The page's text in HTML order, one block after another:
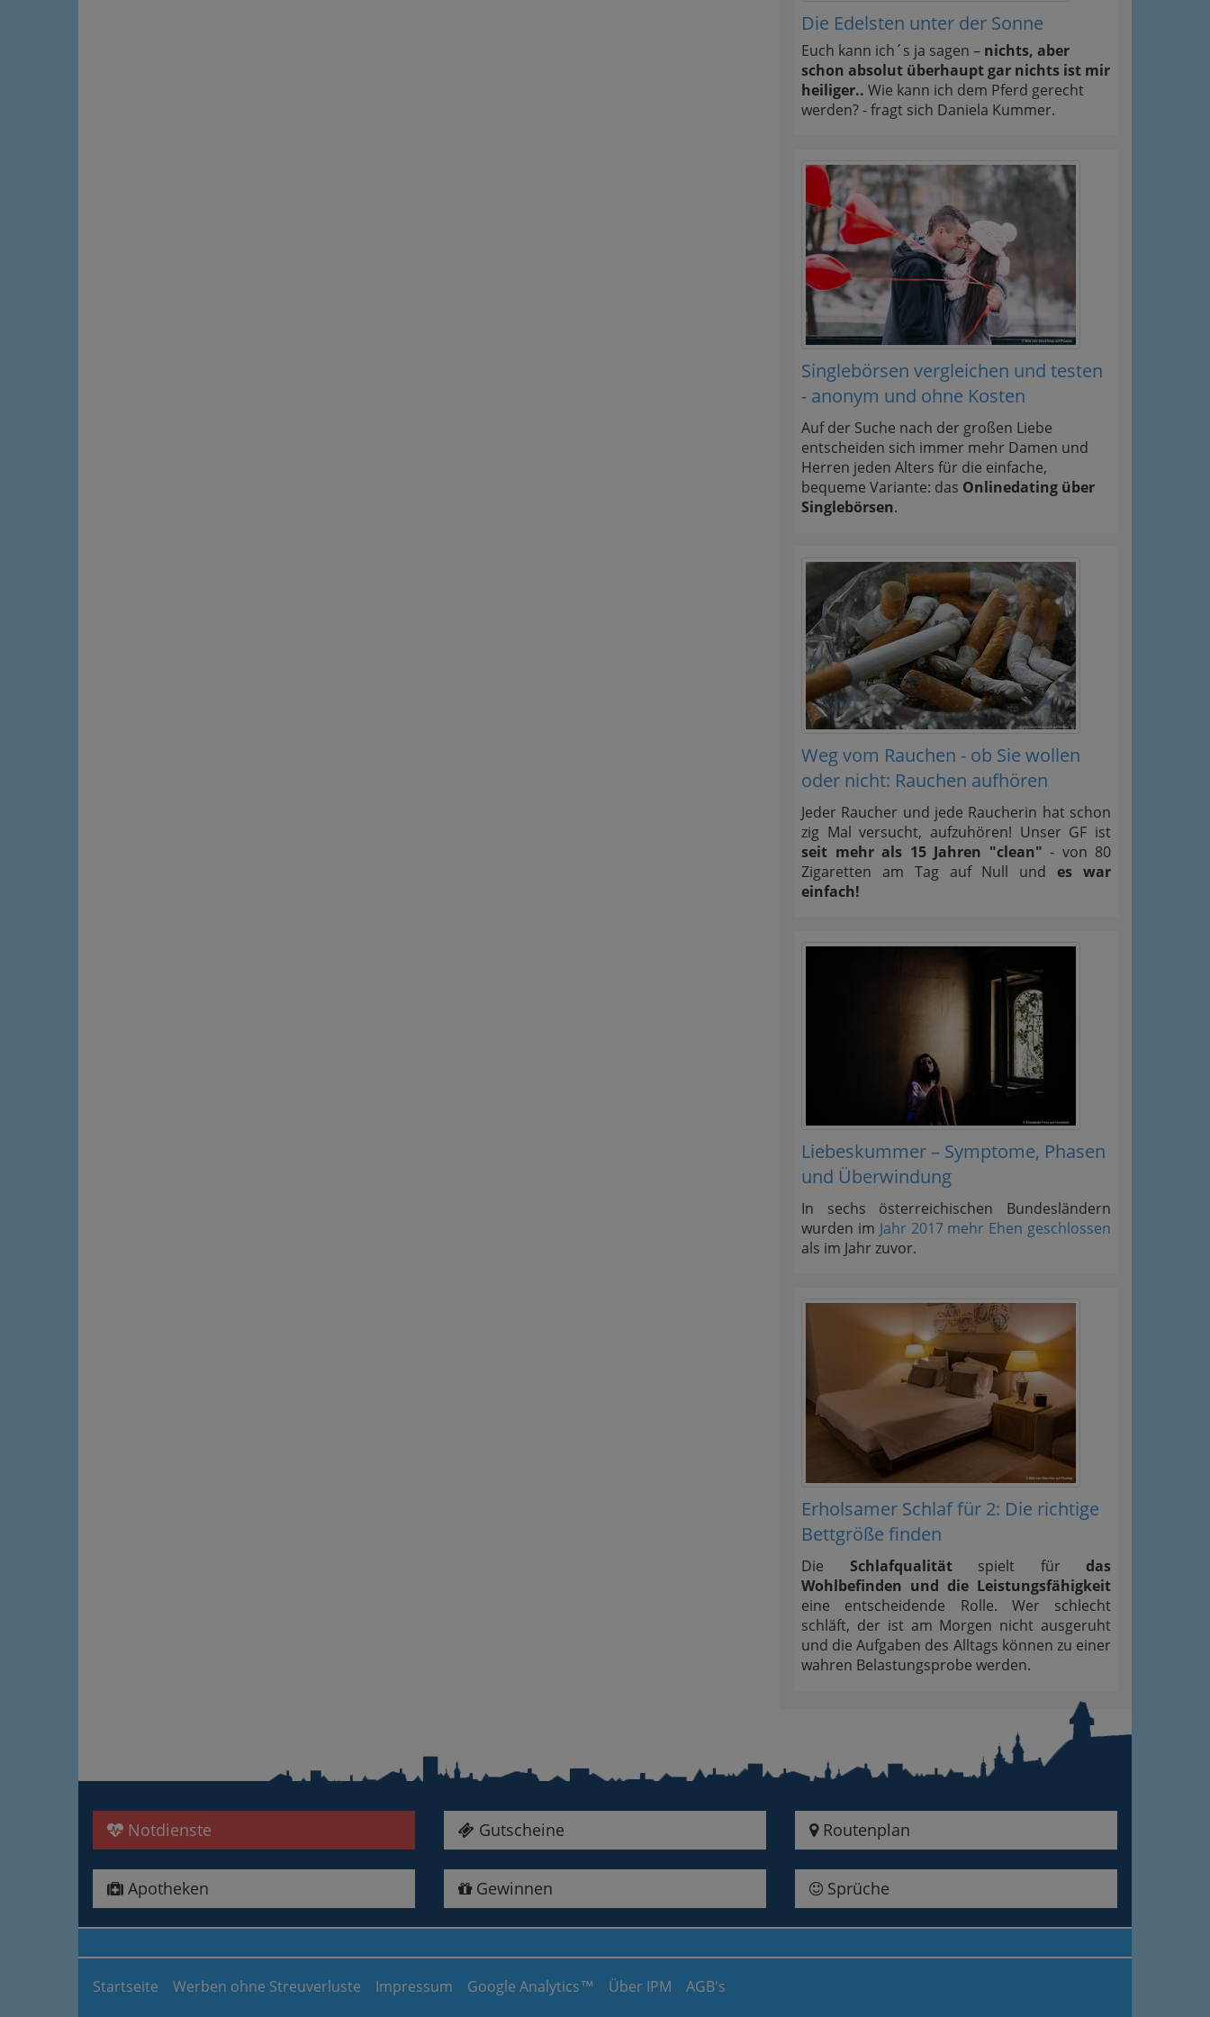
Die Edelsten unter der Sonne
Euch kann ich´s ja sagen – nichts, aber
schon absolut überhaupt gar nichts ist mir
heiliger.. Wie kann ich dem Pferd gerecht
werden? - fragt sich Daniela Kummer.
Singlebörsen vergleichen und testen
- anonym und ohne Kosten
Auf der Suche nach der großen Liebe
entscheiden sich immer mehr Damen und
Herren jeden Alters für die einfache,
bequeme Variante: das Onlinedating über
Singlebörsen.
Weg vom Rauchen - ob Sie wollen
oder nicht: Rauchen aufhören
Jeder Raucher und jede Raucherin hat schon
zig Mal versucht, aufzuhören! Unser GF ist
seit mehr als 15 Jahren "clean" - von 80
Zigaretten am Tag auf Null undes war
einfach!
Liebeskummer – Symptome, Phasen
und Überwindung
In sechs österreichischen Bundesländern
wurden im Jahr 2017 mehr Ehen geschlossen
als im Jahr zuvor.
Erholsamer Schlaf für 2: Die richtige
Bettgröße finden
Die Schlafqualitätspielt für das
Wohlbefinden und die Leistungsfähigkeit
eine entscheidende Rolle. Wer schlecht
schläft, der ist am Morgen nicht ausgeruht
und die Aufgaben des Alltags können zu einer
wahren Belastungsprobe werden.
Notdienste
Apotheken
Gutscheine
Gewinnen
Routenplan
Sprüche
Startseite Werben ohne Streuverluste Impressum Google Analytics™ Über IPM AGB's